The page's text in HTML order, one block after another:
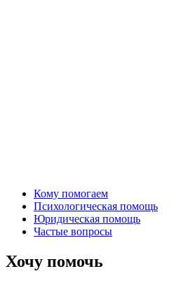
Кому помогаем
Психологическая помощь
Юридическая помощь
Частые вопросы
Хочу помочь